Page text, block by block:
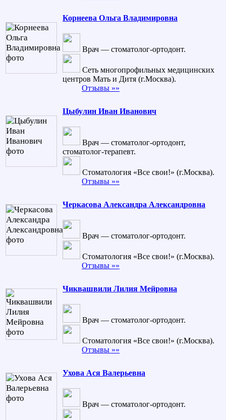
Корнеева Ольга Владимировна
Врач — стоматолог-ортодонт.
Сеть многопрофильных медицинских
центров Мать и Дитя (г.Москва).
Отзывы »»
Цыбулин Иван Иванович
Врач — стоматолог-ортодонт,
стоматолог-терапевт.
Стоматология «Все свои!» (г.Москва).
Отзывы »»
Черкасова Александра Александровна
Врач — стоматолог-ортодонт.
Стоматология «Все свои!» (г.Москва).
Отзывы »»
Чиквашвили Лилия Мейровна
Врач — стоматолог-ортодонт.
Стоматология «Все свои!» (г.Москва).
Отзывы »»
Ухова Ася Валерьевна
Врач — стоматолог-ортодонт.